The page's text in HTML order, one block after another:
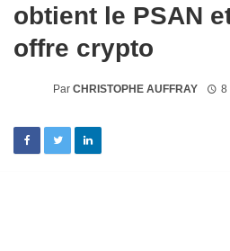
obtient le PSAN
offre crypto
Par CHRISTOPHE AUFFRAY 8